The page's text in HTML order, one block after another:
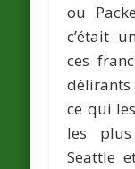
ou
c’était
ces
délirants
ce qui
les
Seattle